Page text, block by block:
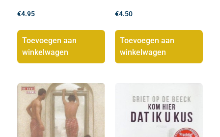
€4.95
Toevoegen aan
winkelwagen
€4.50
Toevoegen aan
winkelwagen